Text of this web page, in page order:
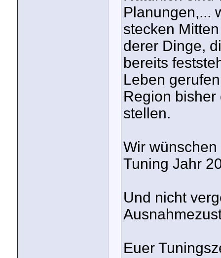
Planungen,...
stecken
derer Dinge,
bereits
Leben
Region
stellen.
Wir
Tuning Jahr
Und nicht
Euer